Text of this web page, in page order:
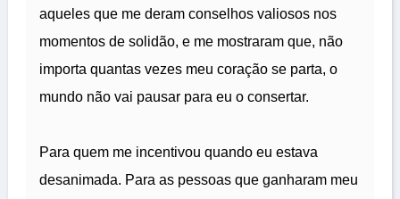
aqueles que me deram conselhos valiosos nos
momentos de solidão, e me mostraram que, não
importa quantas vezes meu coração se parta, o
mundo não vai pausar para eu o consertar.
Para quem me incentivou quando eu estava
desanimada. Para as pessoas que ganharam meu